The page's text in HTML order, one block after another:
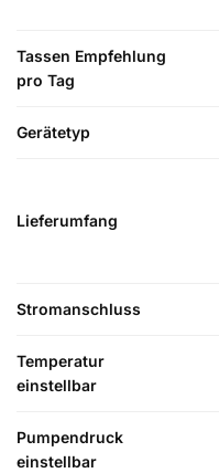
Tassen Empfehlung
pro Tag
Gerätetyp
Lieferumfang
Stromanschluss
Temperatur
einstellbar
Pumpendruck
einstellbar